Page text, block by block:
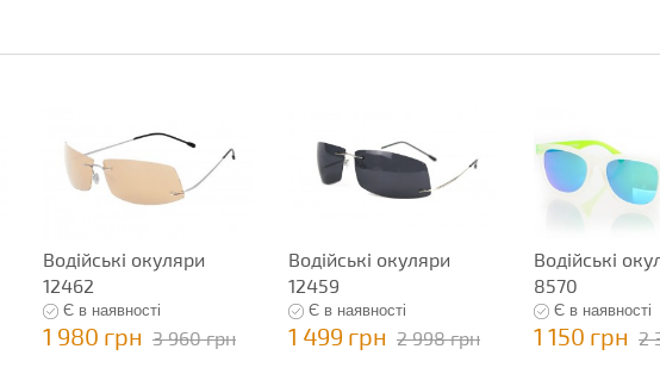
Водійські окуляри
12462
Є в наявності
1 980 грн 3 960 грн
Водійські окуляри
12459
Є в наявності
1 499 грн 2 998 грн
Водійські
8570
Є в наявності
1 150 грн 2